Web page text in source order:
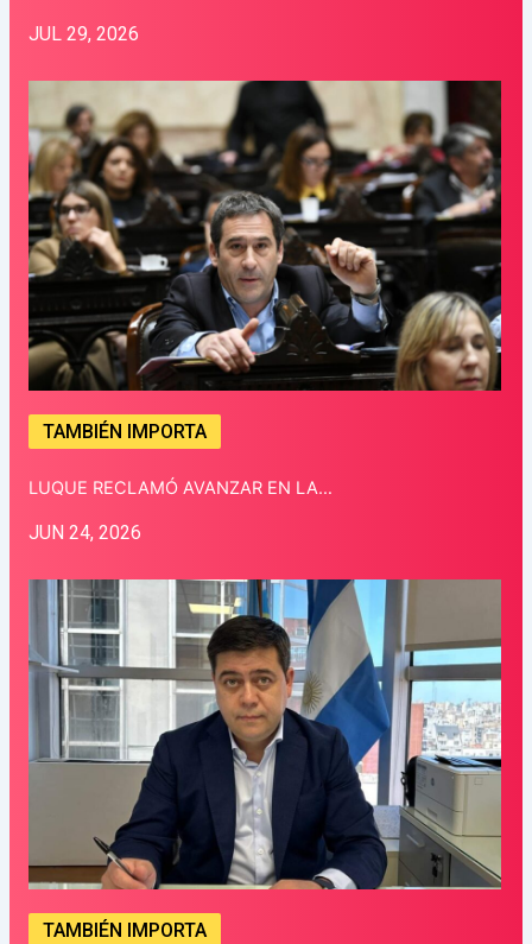
JUL 29, 2026
TAMBIÉN IMPORTA
LUQUE RECLAMÓ AVANZAR EN LA…
JUN 24, 2026
TAMBIÉN IMPORTA